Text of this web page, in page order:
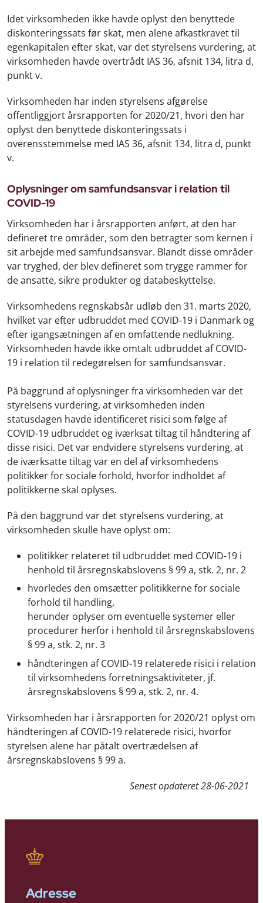
Idet virksomheden ikke havde oplyst den benyttede
diskonteringssats før skat, men alene afkastkravet til
egenkapitalen efter skat, var det styrelsens vurdering, at
virksomheden havde overtrådt IAS 36, afsnit 134, litra d,
punkt v.
Virksomheden har inden styrelsens afgørelse
offentliggjort årsrapporten for 2020/21, hvori den har
oplyst den benyttede diskonteringssats i
overensstemmelse med IAS 36, afsnit 134, litra d, punkt
v.
Oplysninger om samfundsansvar i relation til
COVID-19
Virksomheden har i årsrapporten anført, at den har
defineret tre områder, som den betragter som kernen i
sit arbejde med samfundsansvar. Blandt disse områder
var tryghed, der blev defineret som trygge rammer for
de ansatte, sikre produkter og databeskyttelse.
Virksomhedens regnskabsår udløb den 31. marts 2020,
hvilket var efter udbruddet med COVID-19 i Danmark og
efter igangsætningen af en omfattende nedlukning.
Virksomheden havde ikke omtalt udbruddet af COVID-
19 i relation til redegørelsen for samfundsansvar.
På baggrund af oplysninger fra virksomheden var det
styrelsens vurdering, at virksomheden inden
statusdagen havde identificeret risici som følge af
COVID-19 udbruddet og iværksat tiltag til håndtering af
disse risici. Det var endvidere styrelsens vurdering, at
de iværksatte tiltag var en del af virksomhedens
politikker for sociale forhold, hvorfor indholdet af
politikkerne skal oplyses.
På den baggrund var det styrelsens vurdering, at
virksomheden skulle have oplyst om:
politikker relateret til udbruddet med COVID-19 i
henhold til årsregnskabslovens § 99 a, stk. 2, nr. 2
hvorledes den omsætter politikkerne for sociale
forhold til handling,
herunder oplyser om eventuelle systemer eller
procedurer herfor i henhold til årsregnskabslovens
§ 99 a, stk. 2, nr. 3
håndteringen af COVID-19 relaterede risici i relation
til virksomhedens forretningsaktiviteter, jf.
årsregnskabslovens § 99 a, stk. 2, nr. 4.
Virksomheden har i årsrapporten for 2020/21 oplyst om
håndteringen af COVID-19 relaterede risici, hvorfor
styrelsen alene har påtalt overtrædelsen af
årsregnskabslovens § 99 a.
Senest opdateret28-06-2021
Adresse